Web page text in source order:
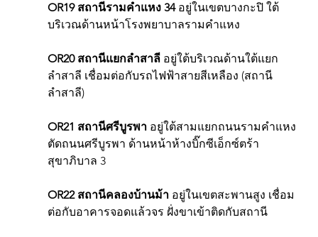
OR19 สถานีรามคำแหง 34 อยู่ในเขตบางกะปิ ใต้
บริเวณด้านหน้าโรงพยาบาลรามคำแหง
OR20 สถานีแยกลำสาลี อยู่ใต้บริเวณด้านใต้แยก
ลำสาลี เชื่อมต่อกับรถไฟฟ้าสายสีเหลือง (สถานี
ลำสาลี)
OR21 สถานีศรีบูรพา อยู่ใต้สามแยกถนนรามคำแหง
ตัดถนนศรีบูรพา ด้านหน้าห้างบิ๊กซีเอ็กซ์ตร้า
สุขาภิบาล 3
OR22 สถานีคลองบ้านม้า อยู่ในเขตสะพานสูง เชื่อม
ต่อกับอาคารจอดแล้วจร ฝั่งขาเข้าติดกับสถานี